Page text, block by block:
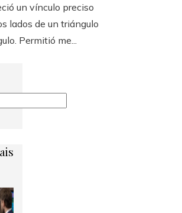
un vínculo preciso
lados de un triángulo
Permitió me...